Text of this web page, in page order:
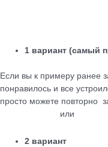
1 вариант (самый
Если вы к примеру ранее
понравилось и все
просто можете повторно
или
2 вариант